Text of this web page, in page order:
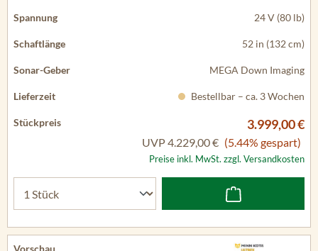
24 V (80 lb)
52 in (132 cm)
MEGA Down Imaging
Bestellbar – ca. 3 Wochen
3.999,00 €
UVP4.229,00 € (5.44% gespart)
Preise inkl. MwSt. zzgl. Versandkosten